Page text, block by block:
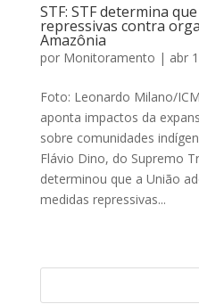
STF: STF determina
repressivas contra
Amazônia
por Monitoramento | abr
Foto: Leonardo Milano/
aponta impactos da
sobre comunidades
Flávio Dino, do Supremo
determinou que a União
medidas repressivas...